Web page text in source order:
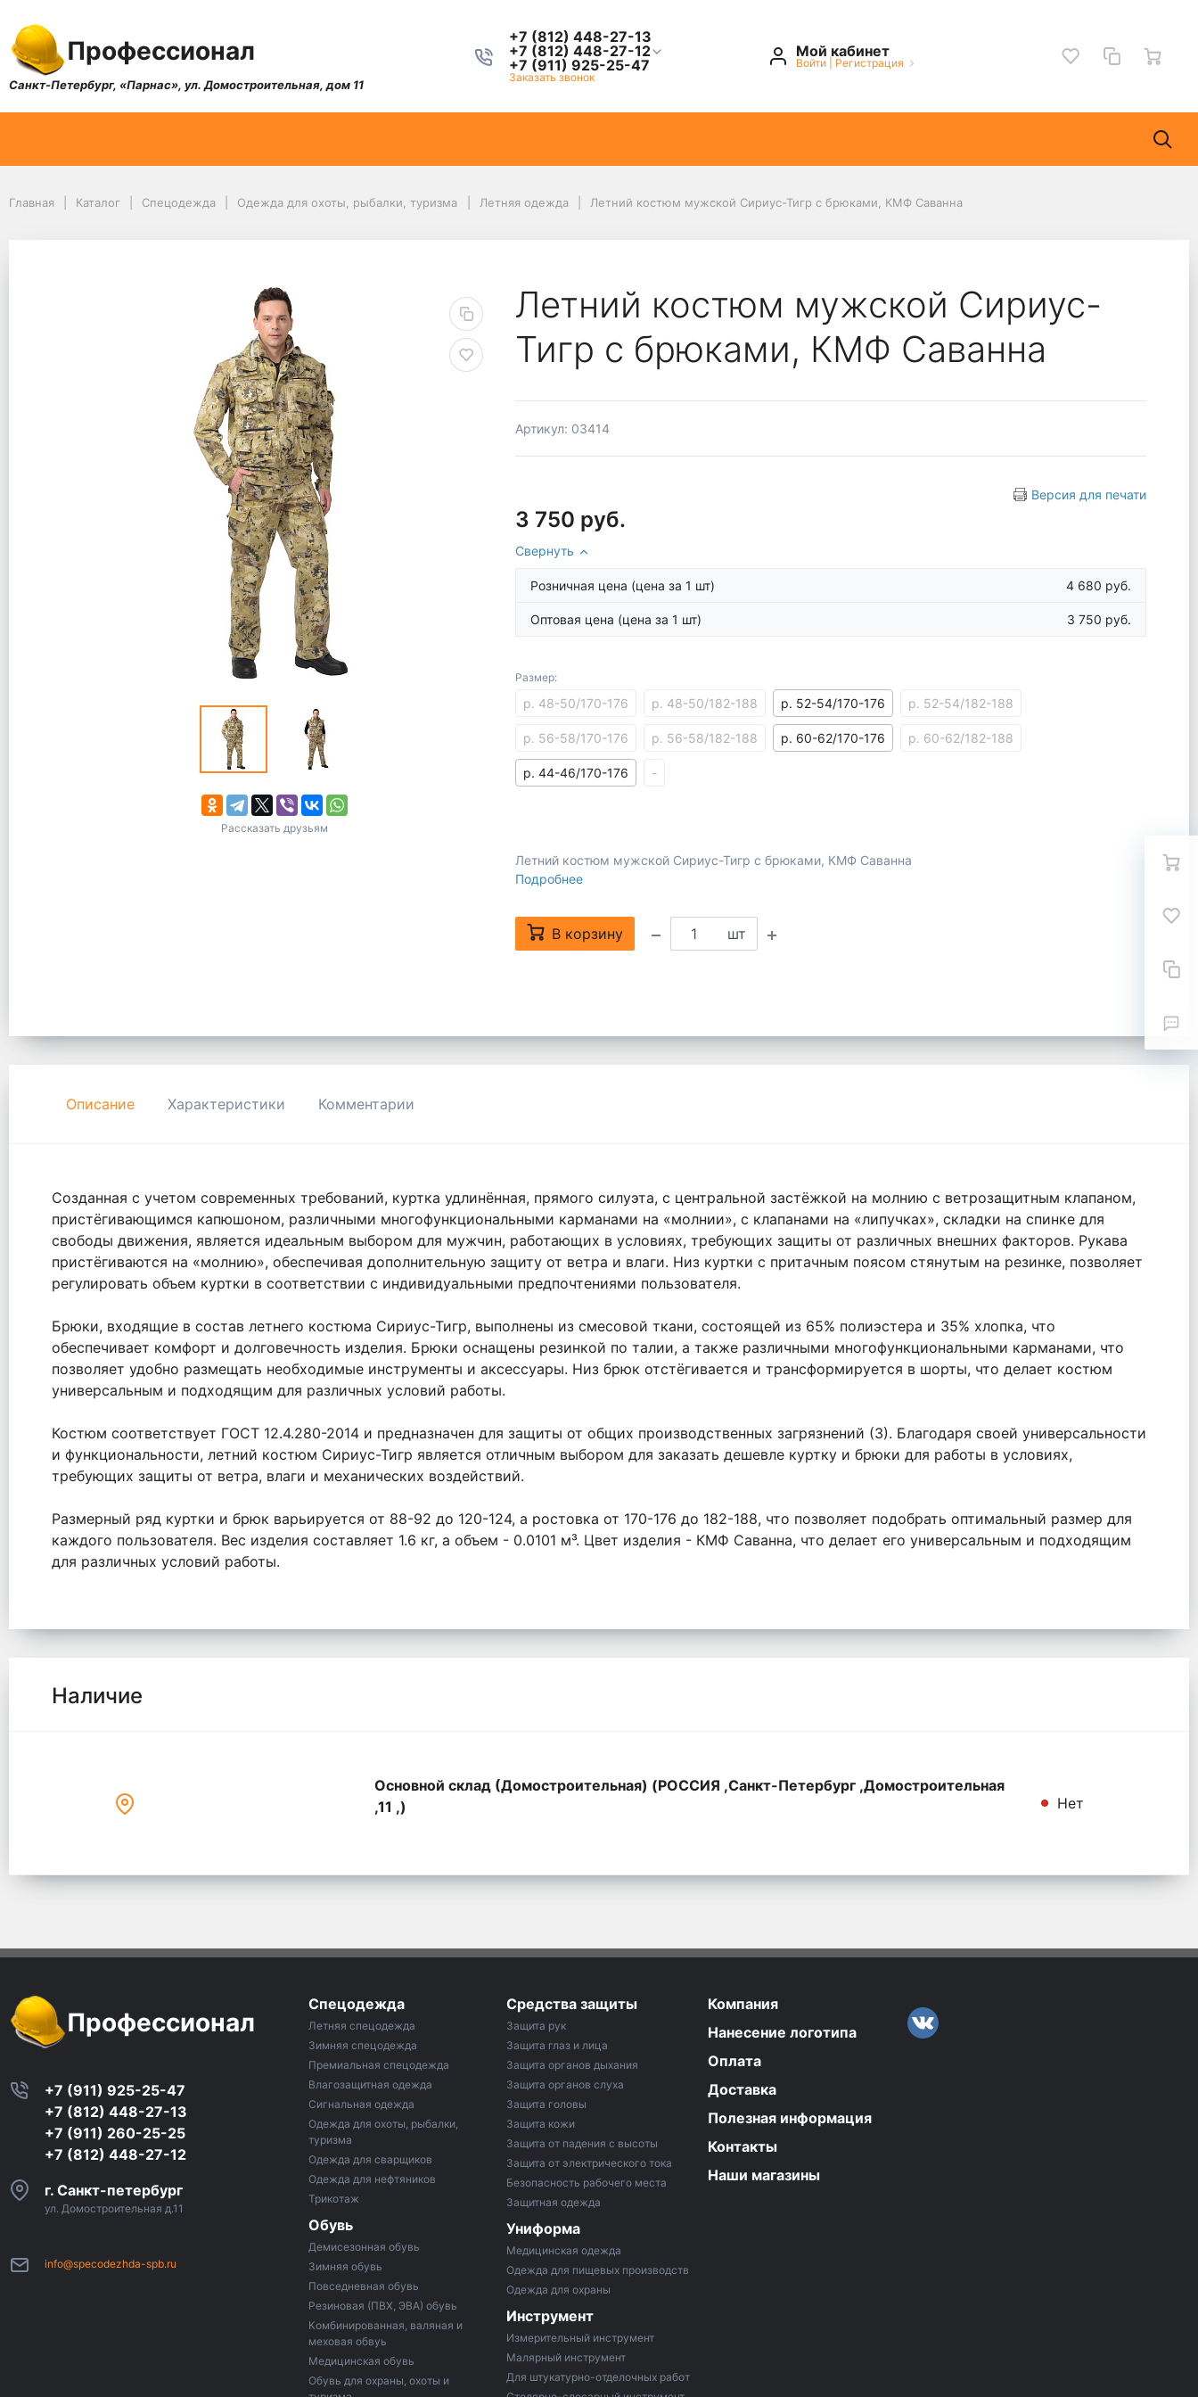
Профессионал
Санкт-Петербург, «Парнас», ул. Домостроительная, дом 11
+7 (812) 448-27-13
+7 (812) 448-27-12
+7 (911) 925-25-47
Заказать звонок
Мой кабинет
Войти Регистрация
Главная Каталог Спецодежда Одежда для охоты, рыбалки, туризма Летняя одежда Летний костюм мужской Сириус-Тигр с брюками, КМФ Саванна
Рассказать друзьям
Летний костюм мужской Сириус-
Тигр с брюками, КМФ Саванна
Артикул: 03414
Версия для печати
3 750 руб.
Свернуть
Розничная цена (цена за 1 шт) 4 680 руб.
Оптовая цена (цена за 1 шт) 3 750 руб.
Размер:
р. 48-50/170-176 р. 48-50/182-188 р. 52-54/170-176 р. 52-54/182-188
р. 56-58/170-176 р. 56-58/182-188 р. 60-62/170-176 р. 60-62/182-188
р. 44-46/170-176 -
Летний костюм мужской Сириус-Тигр с брюками, КМФ Саванна
Подробнее
В корзину шт
Описание Характеристики Комментарии
Созданная с учетом современных требований, куртка удлинённая, прямого силуэта, с центральной застёжкой на молнию с ветрозащитным клапаном,
пристёгивающимся капюшоном, различными многофункциональными карманами на «молнии», с клапанами на «липучках», складки на спинке для
свободы движения, является идеальным выбором для мужчин, работающих в условиях, требующих защиты от различных внешних факторов. Рукава
пристёгиваются на «молнию», обеспечивая дополнительную защиту от ветра и влаги. Низ куртки с притачным поясом стянутым на резинке, позволяет
регулировать объем куртки в соответствии с индивидуальными предпочтениями пользователя.
Брюки, входящие в состав летнего костюма Сириус-Тигр, выполнены из смесовой ткани, состоящей из 65% полиэстера и 35% хлопка, что
обеспечивает комфорт и долговечность изделия. Брюки оснащены резинкой по талии, а также различными многофункциональными карманами, что
позволяет удобно размещать необходимые инструменты и аксессуары. Низ брюк отстёгивается и трансформируется в шорты, что делает костюм
универсальным и подходящим для различных условий работы.
Костюм соответствует ГОСТ 12.4.280-2014 и предназначен для защиты от общих производственных загрязнений (З). Благодаря своей универсальности
и функциональности, летний костюм Сириус-Тигр является отличным выбором для заказать дешевле куртку и брюки для работы в условиях,
требующих защиты от ветра, влаги и механических воздействий.
Размерный ряд куртки и брюк варьируется от 88-92 до 120-124, а ростовка от 170-176 до 182-188, что позволяет подобрать оптимальный размер для
каждого пользователя. Вес изделия составляет 1.6 кг, а объем - 0.0101 м³. Цвет изделия - КМФ Саванна, что делает его универсальным и подходящим
для различных условий работы.
Наличие
Основной склад (Домостроительная) (РОССИЯ ,Санкт-Петербург ,Домостроительная
,11 ,)
Нет
Профессионал
+7 (911) 925-25-47
+7 (812) 448-27-13
+7 (911) 260-25-25
+7 (812) 448-27-12
г. Санкт-петербург
ул. Домостроительная д.11
info@specodezhda-spb.ru
Спецодежда
Летняя спецодежда
Зимняя спецодежда
Премиальная спецодежда
Влагозащитная одежда
Сигнальная одежда
Одежда для охоты, рыбалки,
туризма
Одежда для сварщиков
Одежда для нефтяников
Трикотаж
Обувь
Демисезонная обувь
Зимняя обувь
Повседневная обувь
Резиновая (ПВХ, ЭВА) обувь
Комбинированная, валяная и
меховая обвуь
Медицинская обувь
Обувь для охраны, охоты и
Средства защиты
Защита рук
Защита глаз и лица
Защита органов дыхания
Защита органов слуха
Защита головы
Защита кожи
Защита от падения с высоты
Защита от электрического тока
Безопасность рабочего места
Защитная одежда
Униформа
Медицинская одежда
Одежда для пищевых производств
Одежда для охраны
Инструмент
Измерительный инструмент
Малярный инструмент
Для штукатурно-отделочных работ
Компания
Нанесение логотипа
Оплата
Доставка
Полезная информация
Контакты
Наши магазины